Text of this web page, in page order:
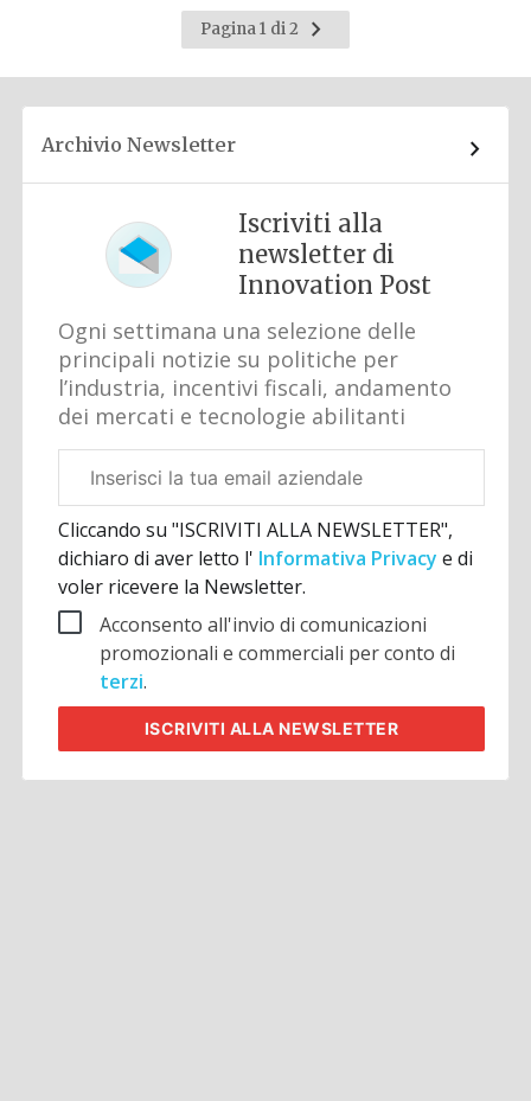
Pagina 1 di 2
Pagina
successiva
Archivio Newsletter
Iscriviti alla
newsletter di
Innovation Post
Ogni settimana una selezione delle
principali notizie su politiche per
l’industria, incentivi fiscali, andamento
dei mercati e tecnologie abilitanti
aziendale
Cliccando su "ISCRIVITI ALLA NEWSLETTER",
dichiaro di aver letto l' Informativa Privacye di
voler ricevere la Newsletter.
Acconsento all'invio di comunicazioni
promozionali e commerciali per conto di
terzi.
ISCRIVITI ALLA NEWSLETTER